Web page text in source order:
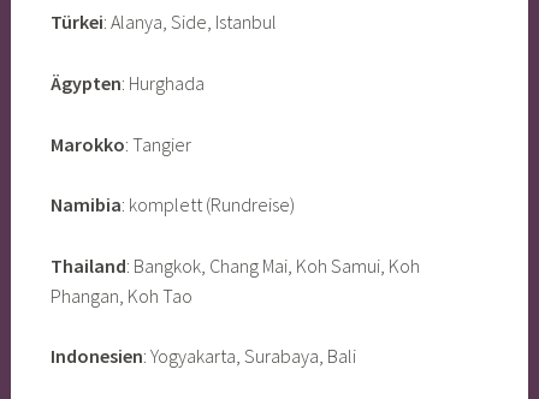
Türkei: Alanya, Side, Istanbul
Ägypten: Hurghada
Marokko: Tangier
Namibia: komplett (Rundreise)
Thailand: Bangkok, Chang Mai, Koh Samui, Koh
Phangan, Koh Tao
Indonesien: Yogyakarta, Surabaya, Bali